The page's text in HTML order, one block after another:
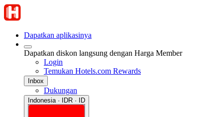
Dapatkan aplikasinya
Dapatkan diskon langsung dengan Harga Member
Login
Temukan Hotels.com Rewards
Inbox
Dukungan
Indonesia · IDR · ID